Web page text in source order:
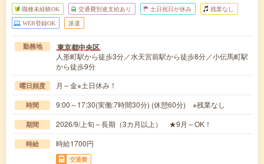
職種未経験OK 交通費別途支給あり 土日祝日が休み 残業なし
WEB登録OK 派遣
勤務地 東京都中央区
人形町駅から徒歩3分／水天宮前駅から徒歩8分／小伝馬町駅
から徒歩9分
曜日頻度 月～金※土日休み！
時間 9:00～17:30(実働:7時間30分) (休憩60分) ※残業なし
期間 2026/9/上旬～長期（3カ月以上） ★9月～OK！
時給 時給1700円
交通費